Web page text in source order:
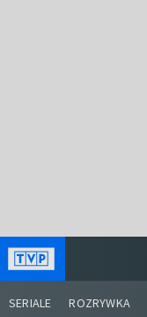
SERIALE ROZRYWKA